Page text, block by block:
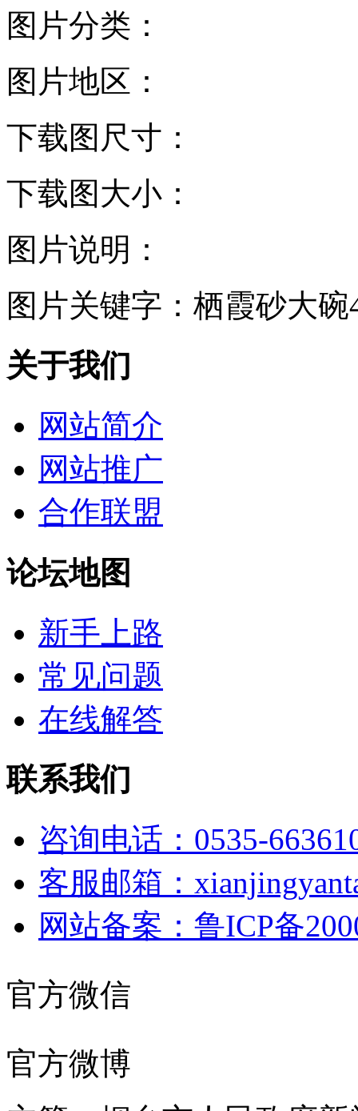
图片分类：
图片地区：
下载图尺寸：
下载图大小：
图片说明：
图片关键字： 栖霞砂大碗
关于我们
网站简介
网站推广
合作联盟
论坛地图
新手上路
常见问题
在线解答
联系我们
咨询电话：0535-
客服邮箱：
网站备案：鲁ICP备
官方微信
官方微博